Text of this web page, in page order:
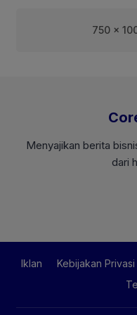
750 x
Menyajikan berita
dari
Iklan Kebijakan Privasi